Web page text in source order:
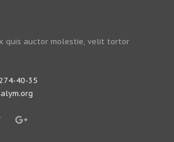
quis auctor molestie, velit tortor
40-35